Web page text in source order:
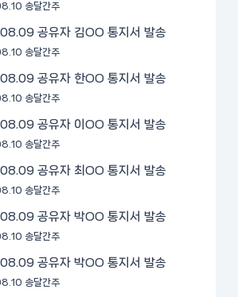
송달간주
공유자 김OO 통지서 발송
송달간주
공유자 한OO 통지서 발송
송달간주
공유자 이OO 통지서 발송
송달간주
공유자 최OO 통지서 발송
송달간주
공유자 박OO 통지서 발송
송달간주
공유자 박OO 통지서 발송
송달간주